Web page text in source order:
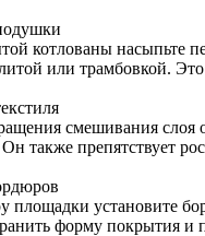
котлованы насыпьте
или трамбовкой.
смешивания слоя
Он также препятствует
площадки установите
форму покрытия и